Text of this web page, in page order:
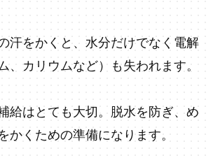
汗をかくと、水分だけでなく電解
、カリウムなど）も失われます。
給はとても大切。脱水を防ぎ、め
かくための準備になります。